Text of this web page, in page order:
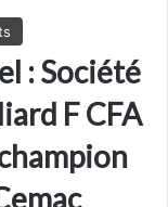
: Société
F CFA